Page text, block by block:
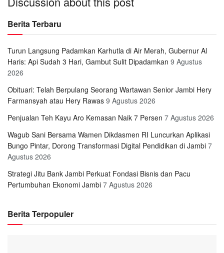
Berita Terbaru
Turun Langsung Padamkan Karhutla di Air Merah, Gubernur Al
Haris: Api Sudah 3 Hari, Gambut Sulit Dipadamkan 9 Agustus
2026
Obituari: Telah Berpulang Seorang Wartawan Senior Jambi Hery
Farmansyah atau Hery Rawas 9 Agustus 2026
Penjualan Teh Kayu Aro Kemasan Naik 7 Persen 7 Agustus 2026
Wagub Sani Bersama Wamen Dikdasmen RI Luncurkan Aplikasi
Bungo Pintar, Dorong Transformasi Digital Pendidikan di Jambi 7
Agustus 2026
Strategi Jitu Bank Jambi Perkuat Fondasi Bisnis dan Pacu
Pertumbuhan Ekonomi Jambi 7 Agustus 2026
Berita Terpopuler